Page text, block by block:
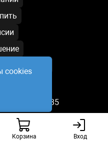
Корзина Вход
данных
15:35
cookies